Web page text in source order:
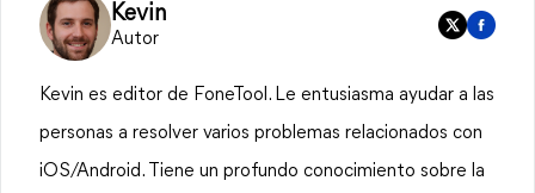
Kevin
Autor
Kevin es editor de FoneTool. Le entusiasma ayudar a las
personas a resolver varios problemas relacionados con
iOS/Android. Tiene un profundo conocimiento sobre la